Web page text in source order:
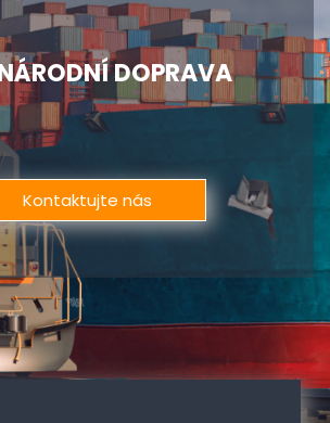
DOPRAVA
Kontaktujte nás